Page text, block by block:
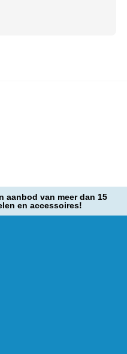
aanbod van meer dan 15
en accessoires!